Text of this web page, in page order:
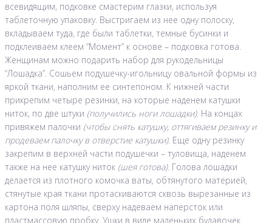
всевидящим, подковке смастерим глазки, используя
таблеточную упаковку. Выстригаем из нее одну полоску,
вкладываем туда, где были таблетки, темные бусинки и
подклеиваем клеем “Момент” к основе – подковка готова.
Женщинам можно подарить набор для рукодельницы
“Лошадка”. Сошьем подушечку-игольницу овальной формы из
яркой ткани, наполним ее синтепоном. К нижней части
прикрепим четыре резинки, на которые наденем катушки
ниток, по две штуки (получились ноги лошадки). На концах
привяжем палочки (чтобы снять катушку, оттягиваем резинку и
продеваем палочку в отверстие катушки). Еще одну резинку
закрепим в верхней части подушечки – туловища, наденем
также на нее катушку ниток (шея готова). Голова лошадки
делается из плотного комочка ваты, обтянутого материей,
стянутые края ткани протаскиваются сквозь вырезанные из
картона поля шляпы, сверху надеваем наперсток или
пластмассовую пробку. Ушки в виде маленьких булавочек,